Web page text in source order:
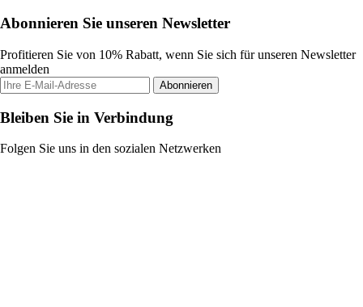
Abonnieren Sie unseren Newsletter
Profitieren Sie von 10% Rabatt, wenn Sie sich für unseren Newsletter
anmelden
Abonnieren
Bleiben Sie in Verbindung
Folgen Sie uns in den sozialen Netzwerken